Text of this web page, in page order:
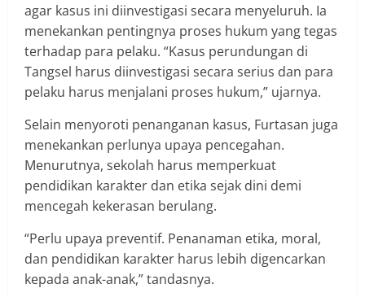
agar kasus ini diinvestigasi secara menyeluruh. Ia
menekankan pentingnya proses hukum yang tegas
terhadap para pelaku. “Kasus perundungan di
Tangsel harus diinvestigasi secara serius dan para
pelaku harus menjalani proses hukum,” ujarnya.
Selain menyoroti penanganan kasus, Furtasan juga
menekankan perlunya upaya pencegahan.
Menurutnya, sekolah harus memperkuat
pendidikan karakter dan etika sejak dini demi
mencegah kekerasan berulang.
“Perlu upaya preventif. Penanaman etika, moral,
dan pendidikan karakter harus lebih digencarkan
kepada anak-anak,” tandasnya.